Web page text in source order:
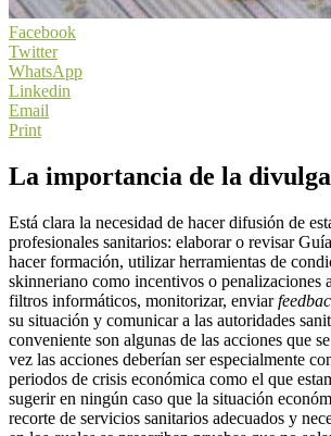
Facebook
Twitter
WhatsApp
Linkedin
Email
Print
La importancia de la
Está clara la necesidad de hacer difusión de
profesionales sanitarios: elaborar o revisar
hacer formación, utilizar herramientas de
skinneriano como incentivos o penalizaciones
filtros informáticos, monitorizar, enviar
su situación y comunicar a las autoridades
conveniente son algunas de las acciones que
vez las acciones deberían ser especialmente
periodos de crisis económica como el que
sugerir en ningún caso que la situación
recorte de servicios sanitarios adecuados y